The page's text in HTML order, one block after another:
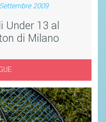
2009
Under 13 al
di Milano
SOCIALE
PATROCINIO